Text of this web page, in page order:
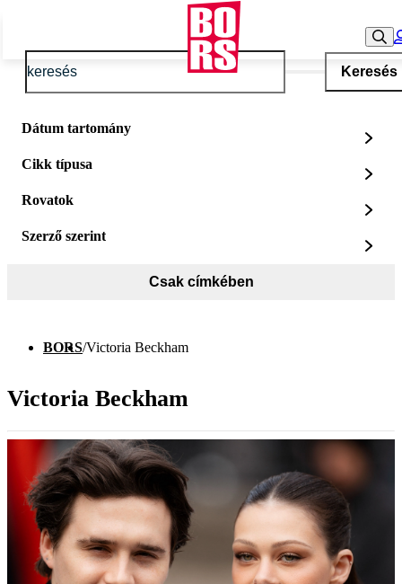
Keresés
Dátum tartomány
Cikk típusa
Rovatok
Szerző szerint
Csak címkében
BORS/Victoria Beckham
Victoria Beckham